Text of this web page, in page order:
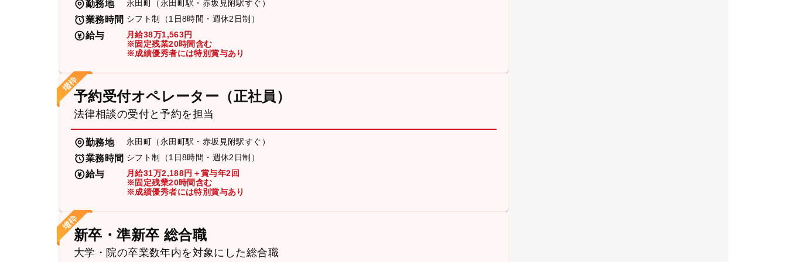
勤務地 永田町（永田町駅・赤坂見附駅すぐ）
業務時間 シフト制（1日8時間・週休2日制）
給与
月給38万1,563円
※固定残業20時間含む
※成績優秀者には特別賞与あり
予約受付オペレーター（正社員）
法律相談の受付と予約を担当
勤務地 永田町（永田町駅・赤坂見附駅すぐ）
業務時間 シフト制（1日8時間・週休2日制）
給与
月給31万2,188円＋賞与年2回
※固定残業20時間含む
※成績優秀者には特別賞与あり
新卒・準新卒 総合職
大学・院の卒業数年内を対象にした総合職